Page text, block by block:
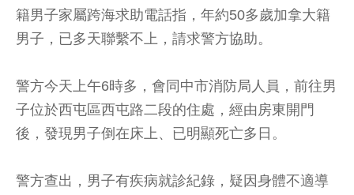
籍男子家屬跨海求助電話指，年約50多歲加拿大籍
男子，已多天聯繫不上，請求警方協助。
警方今天上午6時多，會同中市消防局人員，前往男
子位於西屯區西屯路二段的住處，經由房東開門
後，發現男子倒在床上、已明顯死亡多日。
警方查出，男子有疾病就診紀錄，疑因身體不適導